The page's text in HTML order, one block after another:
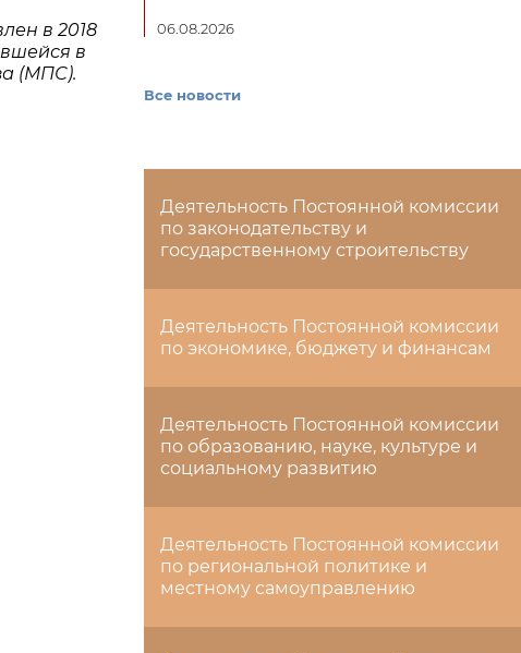
в 2018
в
(МПС).
06.08.2026
Все новости
Деятельность Постоянной комиссии
по законодательству и
государственному строительству
Деятельность Постоянной комиссии
по экономике, бюджету и финансам
Деятельность Постоянной комиссии
по образованию, науке, культуре и
социальному развитию
Деятельность Постоянной комиссии
по региональной политике и
местному самоуправлению